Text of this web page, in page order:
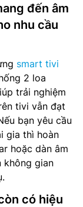
đến âm
nhu cầu
smart tivi
2 loa
trải nghiệm
tivi vẫn đạt
bạn yêu cầu
gia thì hoàn
hoặc dàn âm
không gian
có hiệu